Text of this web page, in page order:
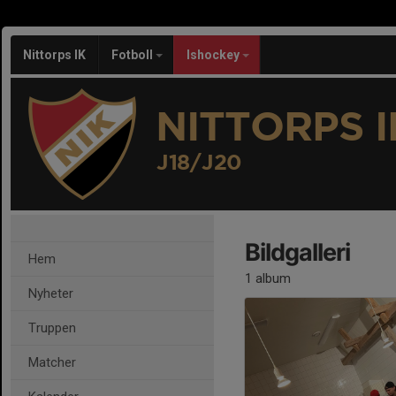
Nittorps IK Fotboll Ishockey
NITTORPS
J18/J20
Hem
Nyheter
Truppen
Matcher
Bildgalleri
1 album